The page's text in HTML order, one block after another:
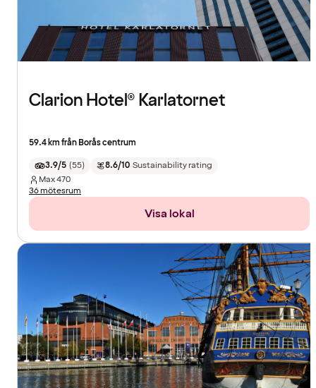
Clarion Hotel® Karlatornet
59.4 km från Borås centrum
3.9/5 (55) 8.6/10 Sustainability rating
Max470
36 mötesrum
Visa lokal